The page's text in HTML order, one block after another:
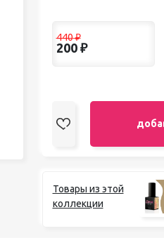
440₽
200 ₽
Товары из этой
коллекции